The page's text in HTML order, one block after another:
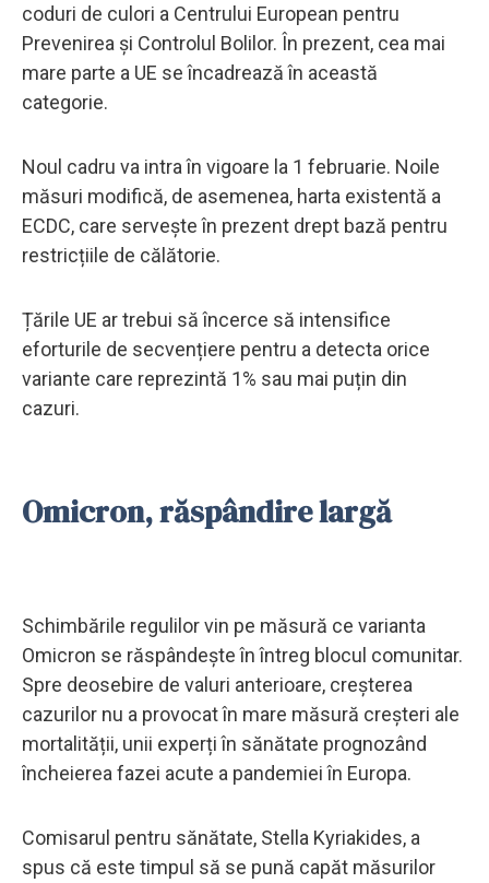
coduri de culori a Centrului European pentru
Prevenirea și Controlul Bolilor. În prezent, cea mai
mare parte a UE se încadrează în această
categorie.
Noul cadru va intra în vigoare la 1 februarie. Noile
măsuri modifică, de asemenea, harta existentă a
ECDC, care servește în prezent drept bază pentru
restricțiile de călătorie.
Țările UE ar trebui să încerce să intensifice
eforturile de secvențiere pentru a detecta orice
variante care reprezintă 1% sau mai puțin din
cazuri.
Omicron, răspândire largă
Schimbările regulilor vin pe măsură ce varianta
Omicron se răspândește în întreg blocul comunitar.
Spre deosebire de valuri anterioare, creșterea
cazurilor nu a provocat în mare măsură creșteri ale
mortalității, unii experți în sănătate prognozând
încheierea fazei acute a pandemiei în Europa.
Comisarul pentru sănătate, Stella Kyriakides, a
spus că este timpul să se pună capăt măsurilor